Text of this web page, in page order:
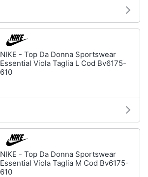
NIKE - Top Da Donna Sportswear
Essential Viola Taglia L Cod Bv6175-
610
NIKE - Top Da Donna Sportswear
Essential Viola Taglia M Cod Bv6175-
610